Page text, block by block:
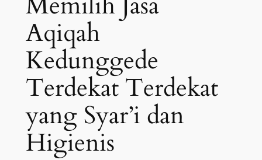
Aqiqah
Kedunggede
Terdekat Terdekat
yang Syar’i dan
Higienis